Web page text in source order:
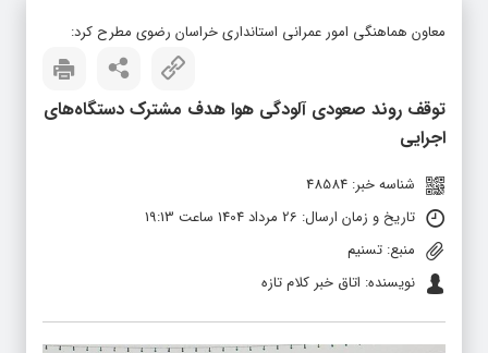
معاون هماهنگی امور عمرانی استانداری خراسان رضوی مطرح کرد:
توقف روند صعودی آلودگی هوا هدف مشترک دستگاه‌های
اجرایی
شناسه خبر: 48584
تاریخ و زمان ارسال: 26 مرداد 1404 ساعت 19:13
منبع: تسنیم
نویسنده: اتاق خبر کلام تازه